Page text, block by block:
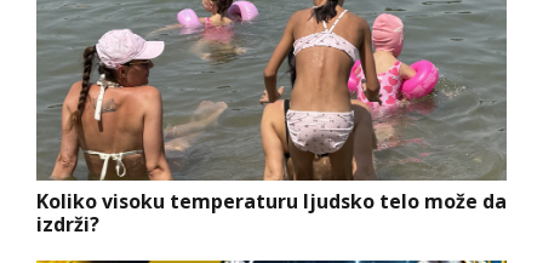
Koliko visoku temperaturu ljudsko telo može da
izdrži?